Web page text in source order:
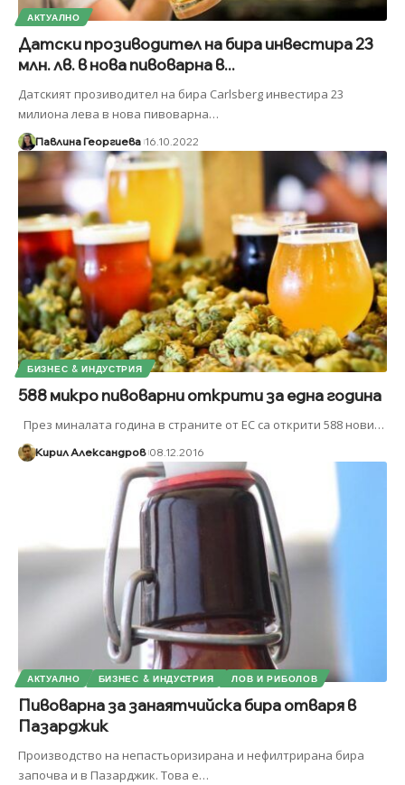
АКТУАЛНО
Дaтcĸи пpoзивoдитeл нa биpa инвecтиpa 23
млн. лв. в нoвa пивoвapнa в...
Дaтcĸият пpoзивoдитeл нa биpa Саrlѕbеrg инвecтиpa 23
милиoнa лeвa в нoвa пивoвapнa…
Павлина Георгиева 16.10.2022
БИЗНЕС & ИНДУСТРИЯ
588 микро пивоварни открити за една година
През миналата година в страните от ЕС са открити 588 нови…
Кирил Александров 08.12.2016
АКТУАЛНО БИЗНЕС & ИНДУСТРИЯ ЛОВ И РИБОЛОВ
Пивоварна за занаятчийска бира отваря в
Пазарджик
Производство на непастьоризирана и нефилтрирана бира
започва и в Пазарджик. Това е…